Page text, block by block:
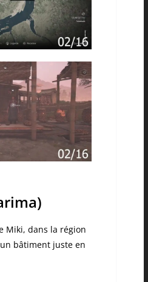
Miki, dans la région
bâtiment juste en